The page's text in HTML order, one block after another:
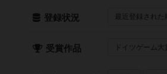
登録状況 最近登録された
受賞作品 ドイツゲーム大賞